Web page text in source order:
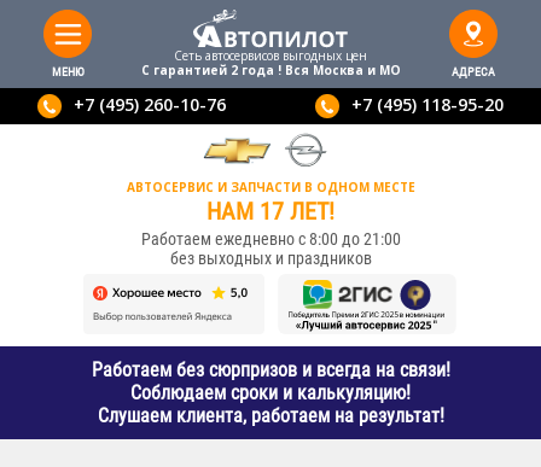
МЕНЮ
Сеть автосервисов выгодныx цен
С гарантией 2 года ! Вся Москва и МО
АДРЕСА
+7 (495) 260-10-76 +7 (495) 118-95-20
АВТОСЕРВИС И ЗАПЧАСТИ В ОДНОМ МЕСТЕ
НАМ 17 ЛЕТ!
Работаем ежедневно с 8:00 до 21:00
без выходных и праздников
Работаем без сюрпризов и всегда на связи!
Соблюдаем сроки и калькуляцию!
Слушаем клиента, работаем на результат!